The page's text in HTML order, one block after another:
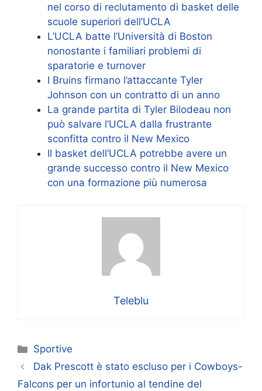
nel corso di reclutamento di basket delle
scuole superiori dell’UCLA
L’UCLA batte l’Università di Boston
nonostante i familiari problemi di
sparatorie e turnover
I Bruins firmano l’attaccante Tyler
Johnson con un contratto di un anno
La grande partita di Tyler Bilodeau non
può salvare l’UCLA dalla frustrante
sconfitta contro il New Mexico
Il basket dell’UCLA potrebbe avere un
grande successo contro il New Mexico
con una formazione più numerosa
Teleblu
Categorie
Sportive
Dak Prescott è stato escluso per i Cowboys-
Falcons per un infortunio al tendine del